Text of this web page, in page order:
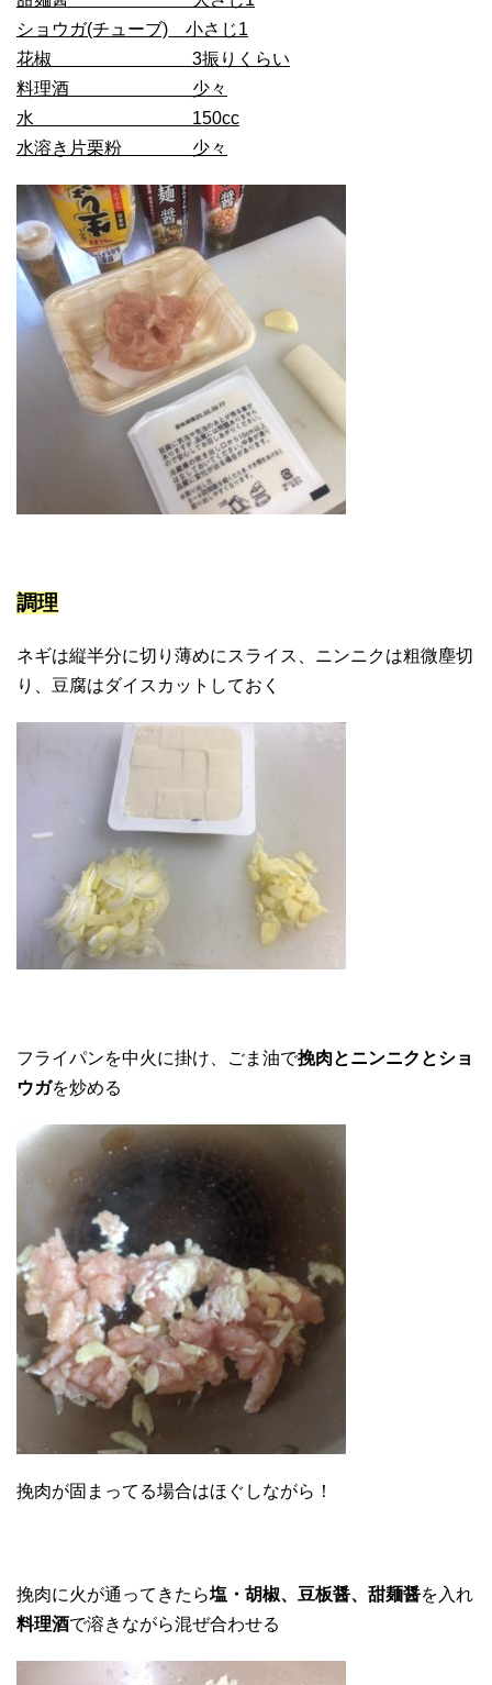
ショウガ(チューブ) 小さじ1
花椒 3振りくらい
料理酒 少々
水 150cc
水溶き片栗粉 少々
調理
ネギは縦半分に切り薄めにスライス、ニンニクは粗微塵切
り、豆腐はダイスカットしておく
フライパンを中火に掛け、ごま油で挽肉とニンニクとショ
ウガを炒める
挽肉が固まってる場合はほぐしながら！
挽肉に火が通ってきたら塩・胡椒、豆板醤、甜麺醤を入れ
料理酒で溶きながら混ぜ合わせる